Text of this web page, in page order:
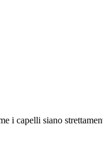
i capelli siano